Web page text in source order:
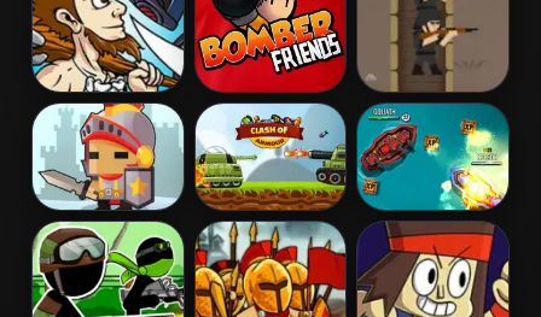
Age of War Bomber Friends Tiny Rifles
Warriors
League
Clash of
Armour
Battle Boats.io